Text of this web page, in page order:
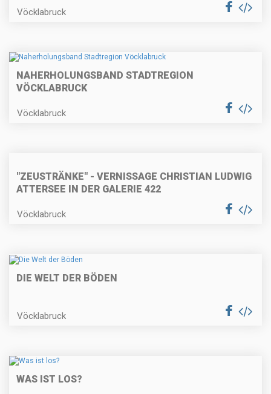
Vöcklabruck
NAHERHOLUNGSBAND STADTREGION
VÖCKLABRUCK
Vöcklabruck
"ZEUSTRÄNKE" - VERNISSAGE CHRISTIAN LUDWIG
ATTERSEE IN DER GALERIE 422
Vöcklabruck
DIE WELT DER BÖDEN
Vöcklabruck
WAS IST LOS?